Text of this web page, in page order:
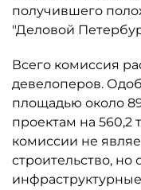
получившего
"Деловой
Всего комиссия
девелоперов.
площадью около
проектам на 560,2
комиссии не
строительство, но